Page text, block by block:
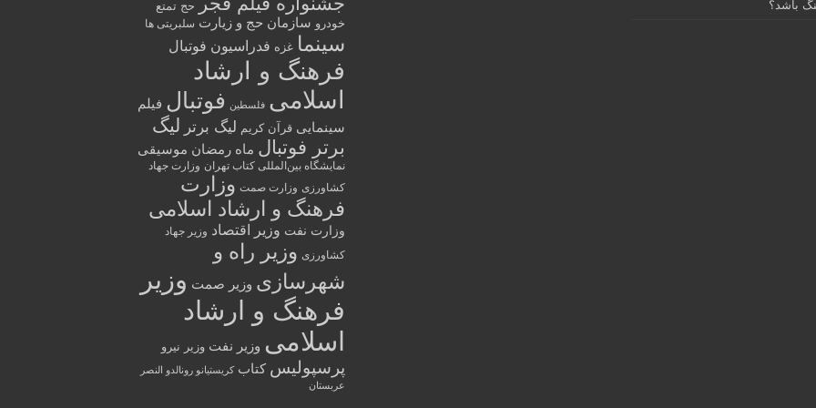
باشد؟
حج تمتع
خودرو سازمان حج و زیارت سلبریتی ها
سینما غزه فدراسیون فوتبال
فرهنگ و ارشاد
اسلامی فلسطین فوتبال فیلم
سینمایی قرآن کریم لیگ برتر لیگ
برتر فوتبال ماه رمضان موسیقی
نمایشگاه بین‌المللی کتاب تهران وزارت جهاد
کشاورزی وزارت صمت وزارت
فرهنگ و ارشاد اسلامی
وزارت نفت وزیر اقتصاد وزیر جهاد
کشاورزی وزیر راه و
شهرسازی وزیر صمت وزیر
فرهنگ و ارشاد
اسلامی وزیر نفت وزیر نیرو
پرسپولیس کتاب کریستیانو رونالدو النصر
عربستان